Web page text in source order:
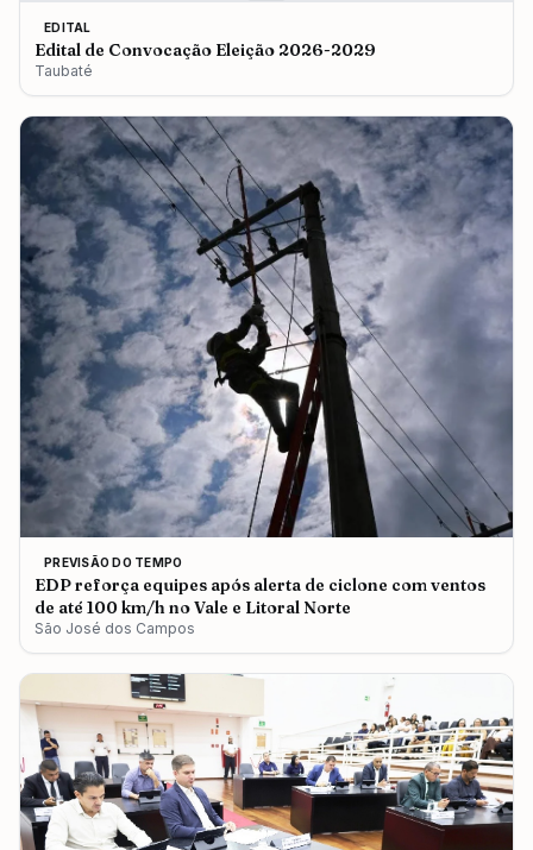
EDITAL
Edital de Convocação Eleição 2026-2029
Taubaté
PREVISÃO DO TEMPO
EDP reforça equipes após alerta de ciclone com ventos
de até 100 km/h no Vale e Litoral Norte
São José dos Campos